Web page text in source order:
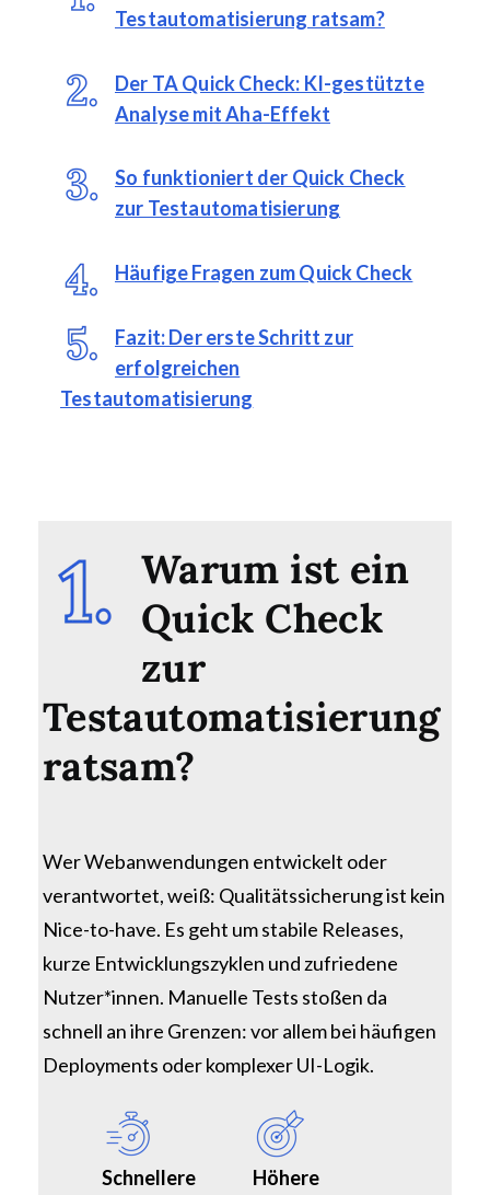
Testautomatisierung ratsam?
Der TA Quick Check: KI-gestützte
Analyse mit Aha-Effekt
So funktioniert der Quick Check
zur Testautomatisierung
Häufige Fragen zum Quick Check
Fazit: Der erste Schritt zur
erfolgreichen
Testautomatisierung
Warum ist ein
Quick Check
zur
Testautomatisierung
ratsam?
Wer Webanwendungen entwickelt oder
verantwortet, weiß: Qualitätssicherung ist kein
Nice-to-have. Es geht um stabile Releases,
kurze Entwicklungszyklen und zufriedene
Nutzer*innen. Manuelle Tests stoßen da
schnell an ihre Grenzen: vor allem bei häufigen
Deployments oder komplexer UI-Logik.
Schnellere Höhere